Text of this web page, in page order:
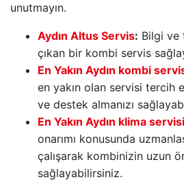
unutmayın.
Aydın Altus Servis: Bilgi ve
çıkan bir kombi servis
En Yakın Aydın kombi
en yakın olan servisi tercih
ve destek almanızı
En Yakın Aydın klima servisi
onarımı konusunda
çalışarak kombinizin uzun
sağlayabilirsiniz.